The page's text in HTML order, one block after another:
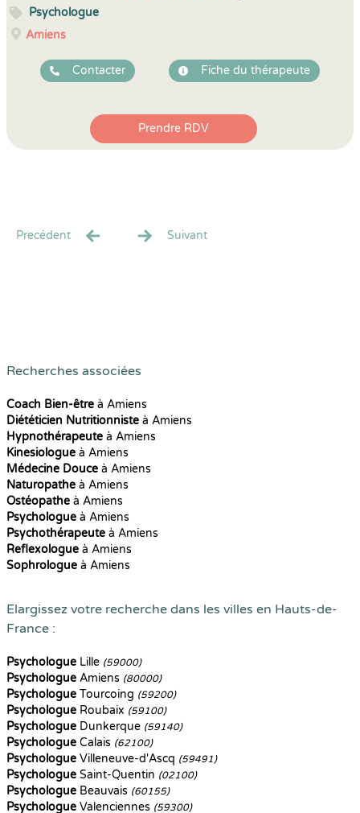
Psychologue
Amiens
Contacter Fiche du thérapeute
Prendre RDV
Precédent Suivant
Recherches associées
Coach Bien-être à Amiens
Diététicien Nutritionniste à Amiens
Hypnothérapeute à Amiens
Kinesiologue à Amiens
Médecine Douce à Amiens
Naturopathe à Amiens
Ostéopathe à Amiens
Psychologue à Amiens
Psychothérapeute à Amiens
Reflexologue à Amiens
Sophrologue à Amiens
Elargissez votre recherche dans les villes en Hauts-de-
France :
Psychologue Lille (59000)
Psychologue Amiens (80000)
Psychologue Tourcoing (59200)
Psychologue Roubaix (59100)
Psychologue Dunkerque (59140)
Psychologue Calais (62100)
Psychologue Villeneuve-d'Ascq (59491)
Psychologue Saint-Quentin (02100)
Psychologue Beauvais (60155)
Psychologue Valenciennes (59300)